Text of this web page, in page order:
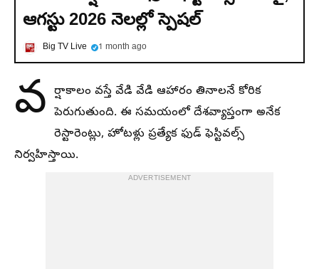
ఆగస్టు 2026 నెలల్లో స్పెషల్
Big TV Live 1 month ago
వ ర్షాకాలం వస్తే వేడి వేడి ఆహారం తినాలనే కోరిక
పెరుగుతుంది. ఈ సమయంలో దేశవ్యాప్తంగా అనేక
రెస్టారెంట్లు, హోటళ్లు ప్రత్యేక ఫుడ్ ఫెస్టివల్స్
నిర్వహిస్తాయి.
ADVERTISEMENT